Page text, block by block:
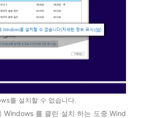
를 설치할 수 없습니다.
Windows 를 클린 설치 하는 도중 Wind